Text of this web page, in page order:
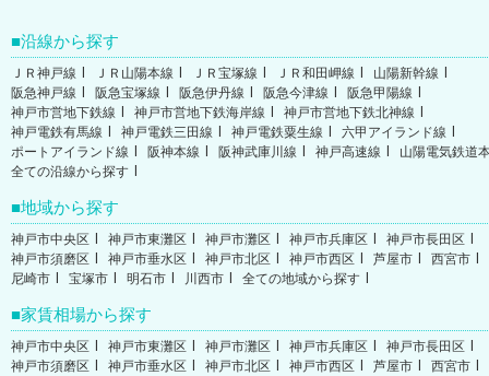
沿線から探す
ＪＲ神戸線 ＪＲ山陽本線 ＪＲ宝塚線 ＪＲ和田岬線
山陽新幹線
阪急神戸線
阪急宝塚線 阪急伊丹線 阪急今津線
阪急甲陽線
神戸市営地下鉄線
神戸市営地下鉄海岸線
神戸市営地下鉄北神線
神戸電鉄有馬線
神戸電鉄三田線 神戸電鉄粟生線
六甲アイランド線
ポートアイランド線
阪神本線 阪神武庫川線 神戸高速線
山陽電気鉄道
全ての沿線から探す
地域から探す
神戸市中央区 神戸市東灘区 神戸市灘区 神戸市兵庫区
神戸市長田区
神戸市須磨区
神戸市垂水区 神戸市北区 神戸市西区 芦屋市
西宮市
尼崎市
宝塚市 明石市 川西市 全ての地域から探す
家賃相場から探す
神戸市中央区 神戸市東灘区 神戸市灘区 神戸市兵庫区
神戸市長田区
神戸市須磨区
神戸市垂水区 神戸市北区 神戸市西区 芦屋市
西宮市